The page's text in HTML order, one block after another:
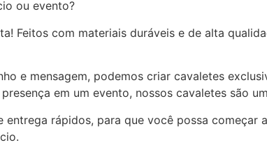
ou evento?
Feitos com materiais duráveis e de alta
e mensagem, podemos criar cavaletes
em um evento, nossos cavaletes são
rápidos, para que você possa começar